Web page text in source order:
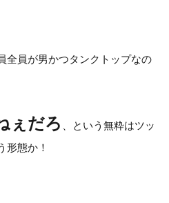
全員が男かつタンクトップなの
ぇだろ 、という無粋はツッ
形態か！